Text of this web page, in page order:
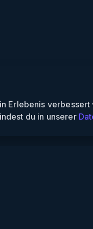
Erlebenis
du in unserer